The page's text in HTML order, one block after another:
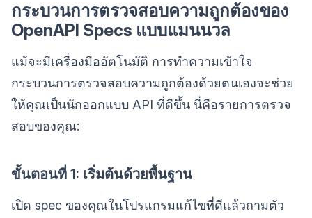
กระบวนการตรวจสอบความถูกต้องของ
OpenAPI Specs แบบแมนนวล
แม้จะมีเครื่องมืออัตโนมัติ การทำความเข้าใจ
กระบวนการตรวจสอบความถูกต้องด้วยตนเองจะช่วย
ให้คุณเป็นนักออกแบบ API ที่ดีขึ้น นี่คือรายการตรวจ
สอบของคุณ:
ขั้นตอนที่ 1: เริ่มต้นด้วยพื้นฐาน
เปิด spec ของคุณในโปรแกรมแก้ไขที่ดีแล้วถามตัว